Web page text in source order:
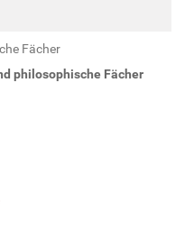
Fächer
philosophische Fächer